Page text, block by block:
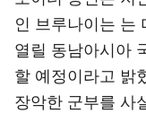
인 브루나이는 는
열릴 동남아시아
할 예정이라고 밝
장악한 군부를 사